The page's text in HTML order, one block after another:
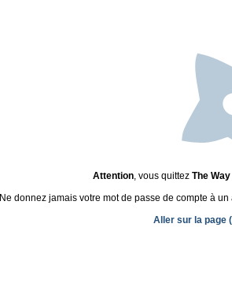
Attention, vous quittez The
Ne donnez jamais votre mot de passe de compte à
Aller sur la page